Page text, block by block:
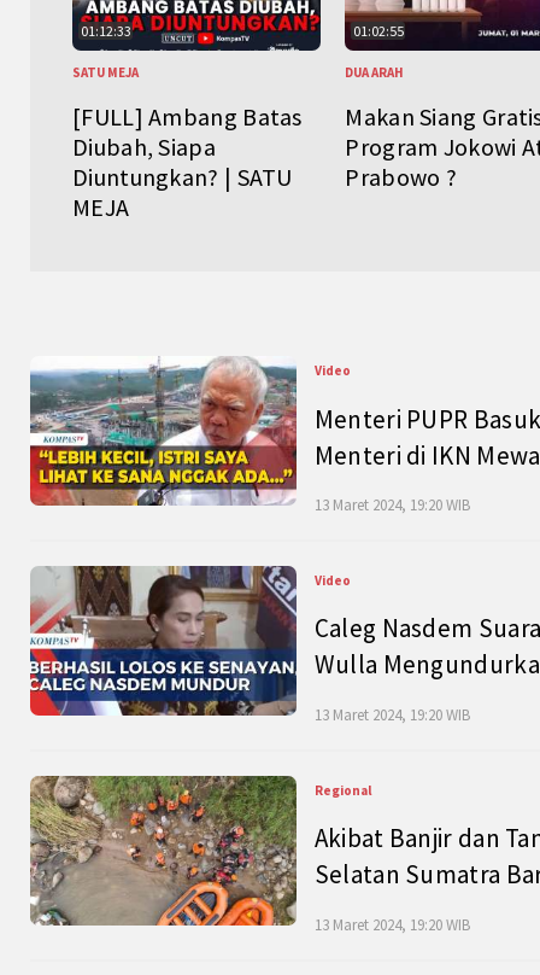
01:12:33
SATU MEJA
[FULL] Ambang Batas
Diubah, Siapa
Diuntungkan? | SATU
MEJA
01:02:55
DUA ARAH
Makan Siang
Program Jokowi
Prabowo ?
Video
Menteri PUPR
Menteri di IKN
13 Maret 2024, 19:20 WIB
Video
Caleg Nasdem
Wulla
13 Maret 2024, 19:20 WIB
Regional
Akibat Banjir dan
Selatan Sumatra
13 Maret 2024, 19:20 WIB